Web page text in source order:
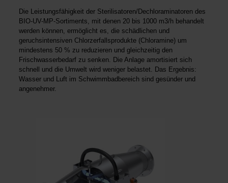
Die Leistungsfähigkeit der Sterilisatoren/Dechloraminatoren des
BIO-UV-MP-Sortiments, mit denen 20 bis 1000 m3/h behandelt
werden können, ermöglicht es, die schädlichen und
geruchsintensiven Chlorzerfallsprodukte (Chloramine) um
mindestens 50 % zu reduzieren und gleichzeitig den
Frischwasserbedarf zu senken. Die Anlage amortisiert sich
schnell und die Umwelt wird weniger belas­tet. Das Ergebnis:
Wasser und Luft im Schwimmbadbereich sind gesünder und
angenehmer.